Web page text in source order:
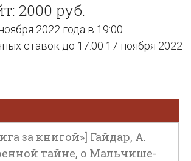
2000 руб.
2022 года в 19:00
ставок до 17:00 17 ноября 2022
за книгой»] Гайдар, А.
тайне, о Мальчише-